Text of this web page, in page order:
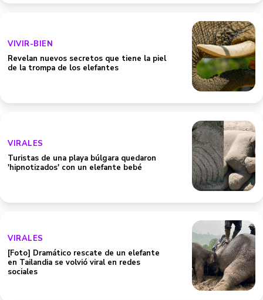
VIVIR-BIEN
Revelan nuevos secretos que tiene la piel
de la trompa de los elefantes
VIRALES
Turistas de una playa búlgara quedaron
'hipnotizados' con un elefante bebé
VIRALES
[Foto] Dramático rescate de un elefante
en Tailandia se volvió viral en redes
sociales